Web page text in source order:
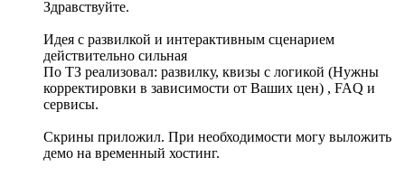
Здравствуйте.
Идея с развилкой и интерактивным сценарием
действительно сильная
По ТЗ реализовал: развилку, квизы с логикой (Нужны
корректировки в зависимости от Ваших цен) , FAQ и
сервисы.
Скрины приложил. При необходимости могу выложить
демо на временный хостинг.